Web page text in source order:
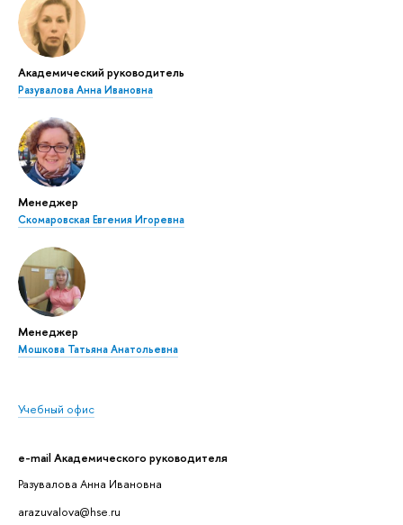
Академический руководитель
Разувалова Анна Ивановна
Менеджер
Скомаровская Евгения Игоревна
Менеджер
Мошкова Татьяна Анатольевна
Учебный офис
e-mail Академического руководителя
Разувалова Анна Ивановна
arazuvalova@hse.ru